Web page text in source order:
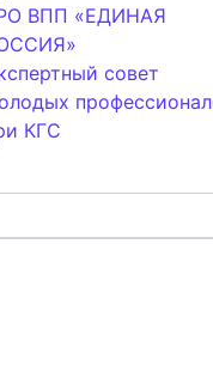
ВПП «ЕДИНАЯ
совет
КГС